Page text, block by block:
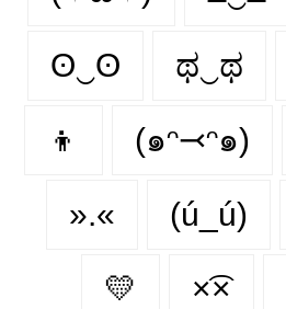
ʘ‿ʘ ಥ‿ಥ
👦 (๑ᵔ⤙ᵔ๑)
».« (ú_ú)
💛 ×͡×